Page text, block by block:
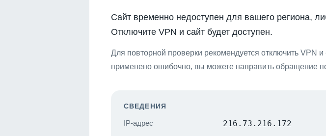
Сайт временно недоступен для вашего региона,
Отключите VPN и сайт будет доступен.
Для повторной проверки рекомендуется отключить VPN
применено ошибочно, вы можете направить обращение
СВЕДЕНИЯ
IP-адрес 216.73.216.172